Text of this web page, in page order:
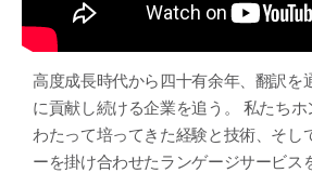
高度成長時代から四十有余年、翻訳を
に貢献し続ける企業を追う。 私たち
わたって培ってきた経験と技術、そし
ーを掛け合わせたランゲージサービス